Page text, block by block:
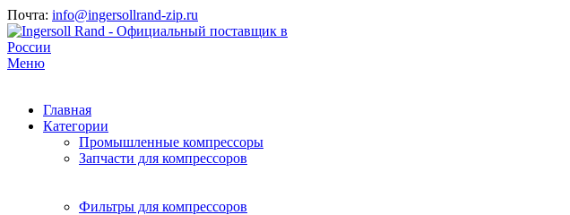
Почта: info@ingersollrand-zip.ru
Меню
Главная
Категории
Промышленные компрессоры
Запчасти для компрессоров
Фильтры для компрессоров